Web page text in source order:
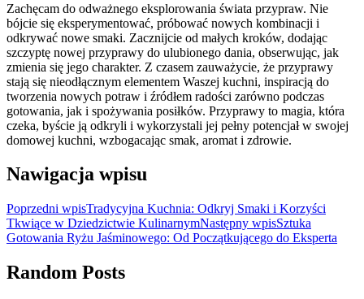
Zachęcam do odważnego eksplorowania świata przypraw. Nie
bójcie się eksperymentować, próbować nowych kombinacji i
odkrywać nowe smaki. Zacznijcie od małych kroków, dodając
szczyptę nowej przyprawy do ulubionego dania, obserwując, jak
zmienia się jego charakter. Z czasem zauważycie, że przyprawy
stają się nieodłącznym elementem Waszej kuchni, inspiracją do
tworzenia nowych potraw i źródłem radości zarówno podczas
gotowania, jak i spożywania posiłków. Przyprawy to magia, która
czeka, byście ją odkryli i wykorzystali jej pełny potencjał w swojej
domowej kuchni, wzbogacając smak, aromat i zdrowie.
Nawigacja wpisu
Poprzedni wpisTradycyjna Kuchnia: Odkryj Smaki i Korzyści
Tkwiące w Dziedzictwie KulinarnymNastępny wpisSztuka
Gotowania Ryżu Jaśminowego: Od Początkującego do Eksperta
Random Posts